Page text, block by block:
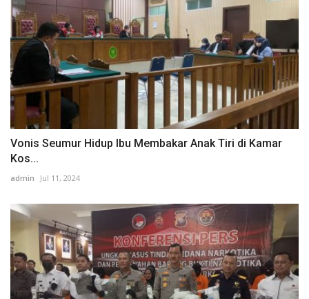
Vonis Seumur Hidup Ibu Membakar Anak Tiri di Kamar
Kos...
admin Jul 11, 2024